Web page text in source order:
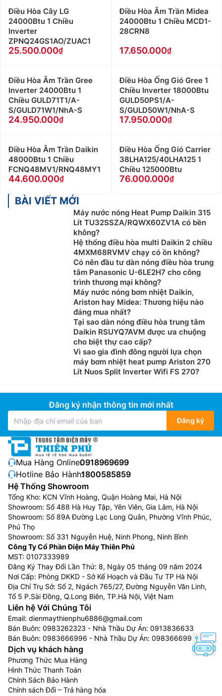
Điều Hòa Cây LG
24000Btu 1 Chiều
Inverter
ZPNQ24GS1AO/ZUAC1
25.500.000
Điều Hòa Âm Trần Midea
24000Btu 1 Chiều MCD1-
28CRN8
17.650.000
Điều Hòa Âm Trần Gree
Inverter 24000Btu 1
Chiều GULD71T1/A-
S/GULD71W1/NhA-S
24.950.000
Điều Hòa Ống Gió Gree 1
Chiều Inverter 18000Btu
GULD50PS1/A-
S/GULD50W1/NhA-S
17.950.000
Điều Hòa Âm Trần Daikin
48000Btu 1 Chiều
FCNQ48MV1/RNQ48MY1
44.600.000
Điều Hòa Ống Gió Carrier
38LHA125/40LHA125 1
Chiều 125000Btu
76.000.000
BÀI VIẾT MỚI
Máy nước nóng Heat Pump Daikin 315
Lít TU32SSZA/RQWX60ZV1A có bền
không?
Hệ thống điều hòa multi Daikin 2 chiều
4MXM68RVMV chạy có ồn không?
Có nên đầu tư dàn nóng điều hòa trung
tâm Panasonic U-6LE2H7 cho công
trình thương mại không?
Máy nước nóng bơm nhiệt Daikin,
Ariston hay Midea: Thương hiệu nào
đáng mua nhất?
Tại sao dàn nóng điều hòa trung tâm
Daikin RSUYQ7AVM được ưa chuộng
cho biệt thự cao cấp?
Vì sao gia đình đông người lựa chọn
máy bơm nhiệt heat pump Ariston 270
Lít Nuos Split Inverter Wifi FS 270?
Đăng ký nhận thông tin mới nhất
Đăng ký
Mua Hàng Online:0918969699
Hotline Bảo Hành:1800585859
Hệ Thống Showroom
Tổng Kho: KCN Vĩnh Hoàng, Quận Hoàng Mai, Hà Nội
Showroom: Số 488 Hà Huy Tập, Yên Viên, Gia Lâm, Hà Nội
Showroom: Số 89A Đường Lạc Long Quân, Phường Vĩnh Phúc,
Phú Thọ
Showroom: Số 331 Nguyễn Huệ, Ninh Phong, Ninh Bình
Công Ty Cổ Phần Điện Máy Thiên Phú
MST: 0107333989
Đăng Ký Thay Đổi Lần Thứ: 8, Ngày 05 tháng 09 năm 2024
Nơi Cấp: Phòng DKKD - Sở Kế Hoạch và Đầu Tư TP Hà Nội
Địa Chỉ Trụ Sở: Số 2, Ngách 765/27, Đường Nguyễn Văn Linh,
Tổ 5 P.Sài Đồng, Q.Long Biên, TP.Hà Nội, Việt Nam
Liên hệ Với Chúng Tôi
Email: dienmaythienphu6886@gmail.com
Bán Buôn: 0983262323 - Nhà Thầu Dự Án: 0913836633
Bán Buôn: 0983666996 - Nhà Thầu Dự Án: 0983666996
Dịch vụ khách hàng
Phương Thức Mua Hàng
Hình Thức Thanh Toán
Chính Sách Bảo Hành
Chính sách Đổi – Trả hàng hóa